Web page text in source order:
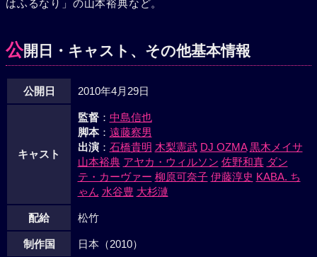
はふるなり」の山本裕典など。
公開日・キャスト、その他基本情報
公開日 2010年4月29日
キャスト
監督： 中島信也
脚本： 遠藤察男
出演： 石橋貴明 木梨憲武 DJ OZMA 黒木メイサ
山本裕典 アヤカ・ウィルソン 佐野和真 ダン
テ・カーヴァー 柳原可奈子 伊藤淳史 KABA. ち
ゃん 水谷豊 大杉漣
配給 松竹
制作国 日本（2010）